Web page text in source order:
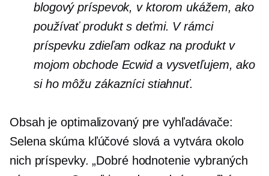
blogový príspevok, v ktorom ukážem, ako
používať produkt s deťmi. V rámci
príspevku zdieľam odkaz na produkt v
mojom obchode Ecwid a vysvetľujem, ako
si ho môžu zákazníci stiahnuť.
Obsah je optimalizovaný pre vyhľadávače:
Selena skúma kľúčové slová a vytvára okolo
nich príspevky. „Dobré hodnotenie vybraných